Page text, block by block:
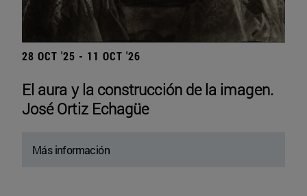
28 OCT '25 - 11 OCT '26
El aura y la construcción de la imagen.
José Ortiz Echagüe
Más información